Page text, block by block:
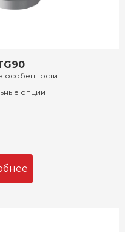
особенности
опции